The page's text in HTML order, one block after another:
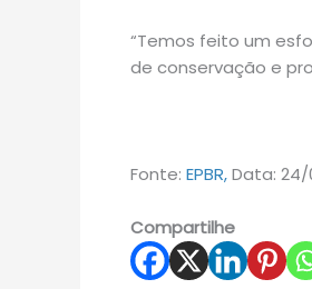
“Temos feito um
de conservação e
Fonte: EPBR,Data: 24/
Compartilhe